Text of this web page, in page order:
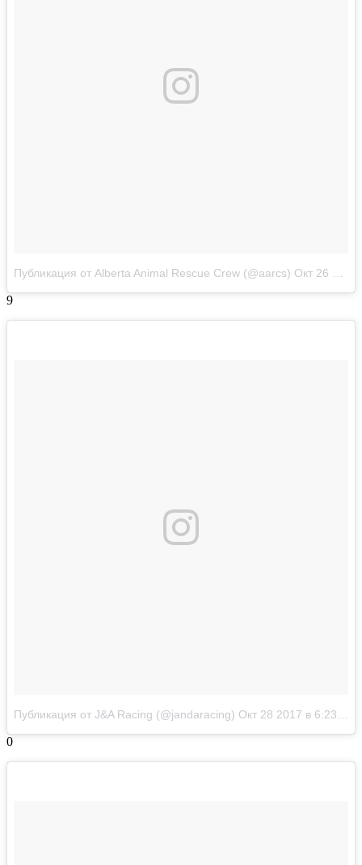
Публикация от Alberta Animal Rescue Crew (@aarcs) Окт 26 2017 в 9:42 PDT
9
Публикация от J&A Racing (@jandaracing) Окт 28 2017 в 6:23 PDT
0